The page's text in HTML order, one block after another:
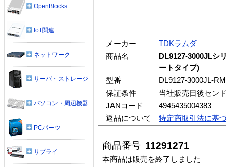
メーカー
TDKラムダ
商品名
DL9127-3000JLシ
ートタイプ)
型番
DL9127-3000JL-
保証条件
当社販売日後セン
JANコード
4945435004383
返品について
特定商取引法に基
商品番号 11291271
本商品は販売を終了しました
OpenBlocks
IoT関連
ネットワーク
サーバ・ストレージ
パソコン・周辺機器
PCパーツ
サプライ